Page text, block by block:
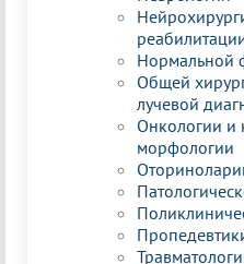
Нормальной
Общей
лучевой
Онкологии и
морфологии